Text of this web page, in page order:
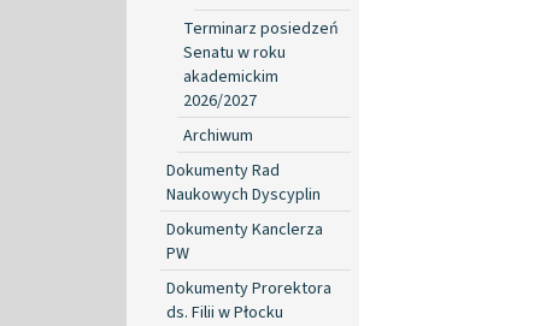
Terminarz posiedzeń
Senatu w roku
akademickim
2026/2027
Archiwum
Dokumenty Rad
Naukowych Dyscyplin
Dokumenty Kanclerza
PW
Dokumenty Prorektora
ds. Filii w Płocku